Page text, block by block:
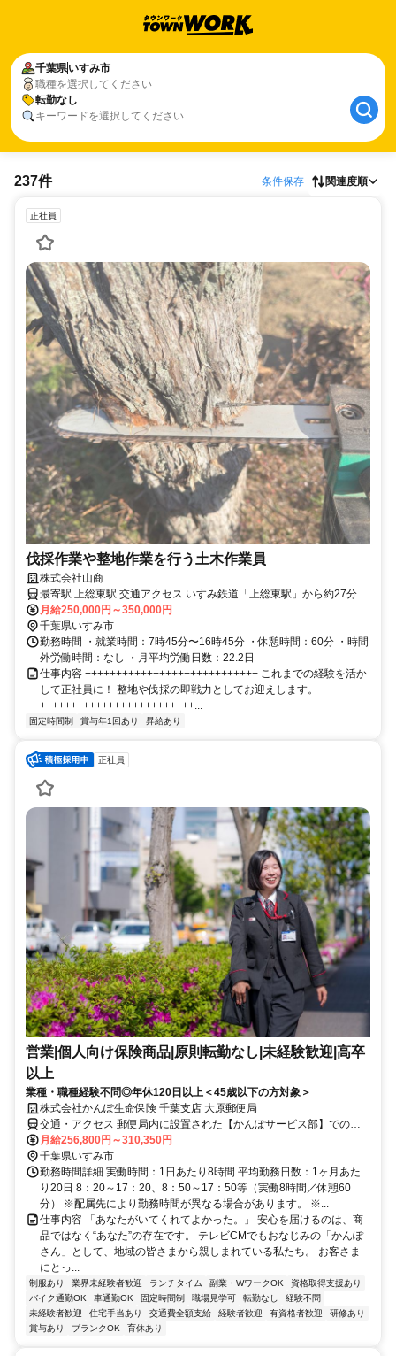
千葉県いすみ市
職種を選択してください
転勤なし
キーワードを選択してください
237件 条件保存 関連度順
正社員
伐採作業や整地作業を行う土木作業員
株式会社山商
最寄駅 上総東駅 交通アクセス いすみ鉄道「上総東駅」から約27分
月給250,000円～350,000円
千葉県いすみ市
勤務時間 ・就業時間：7時45分〜16時45分 ・休憩時間：60分 ・時間
外労働時間：なし ・月平均労働日数：22.2日
仕事内容 ++++++++++++++++++++++++++++ これまでの経験を活か
して正社員に！ 整地や伐採の即戦力としてお迎えします。
+++++++++++++++++++++++++...
固定時間制 賞与年1回あり 昇給あり
正社員
営業|個人向け保険商品|原則転勤なし|未経験歓迎|高卒
以上
業種・職種経験不問◎年休120日以上＜45歳以下の方対象＞
株式会社かんぽ生命保険 千葉支店 大原郵便局
交通・アクセス 郵便局内に設置された【かんぽサービス部】での勤
務となります
月給256,800円～310,350円
千葉県いすみ市
勤務時間詳細 実働時間：1日あたり8時間 平均勤務日数：1ヶ月あた
り20日 8：20～17：20、8：50～17：50等（実働8時間／休憩60
分） ※配属先により勤務時間が異なる場合があります。 ※...
仕事内容 「あなたがいてくれてよかった。」 安心を届けるのは、商
品ではなく“あなた”の存在です。 テレビCMでもおなじみの「かんぽ
さん」として、地域の皆さまから親しまれている私たち。 お客さま
にとっ...
制服あり 業界未経験者歓迎 ランチタイム 副業・WワークOK
資格取得支援あり
バイク通勤OK
車通勤OK 固定時間制 職場見学可 転勤なし
経験不問
未経験者歓迎
住宅手当あり 交通費全額支給 経験者歓迎 有資格者歓迎
研修あり
賞与あり
ブランクOK 育休あり